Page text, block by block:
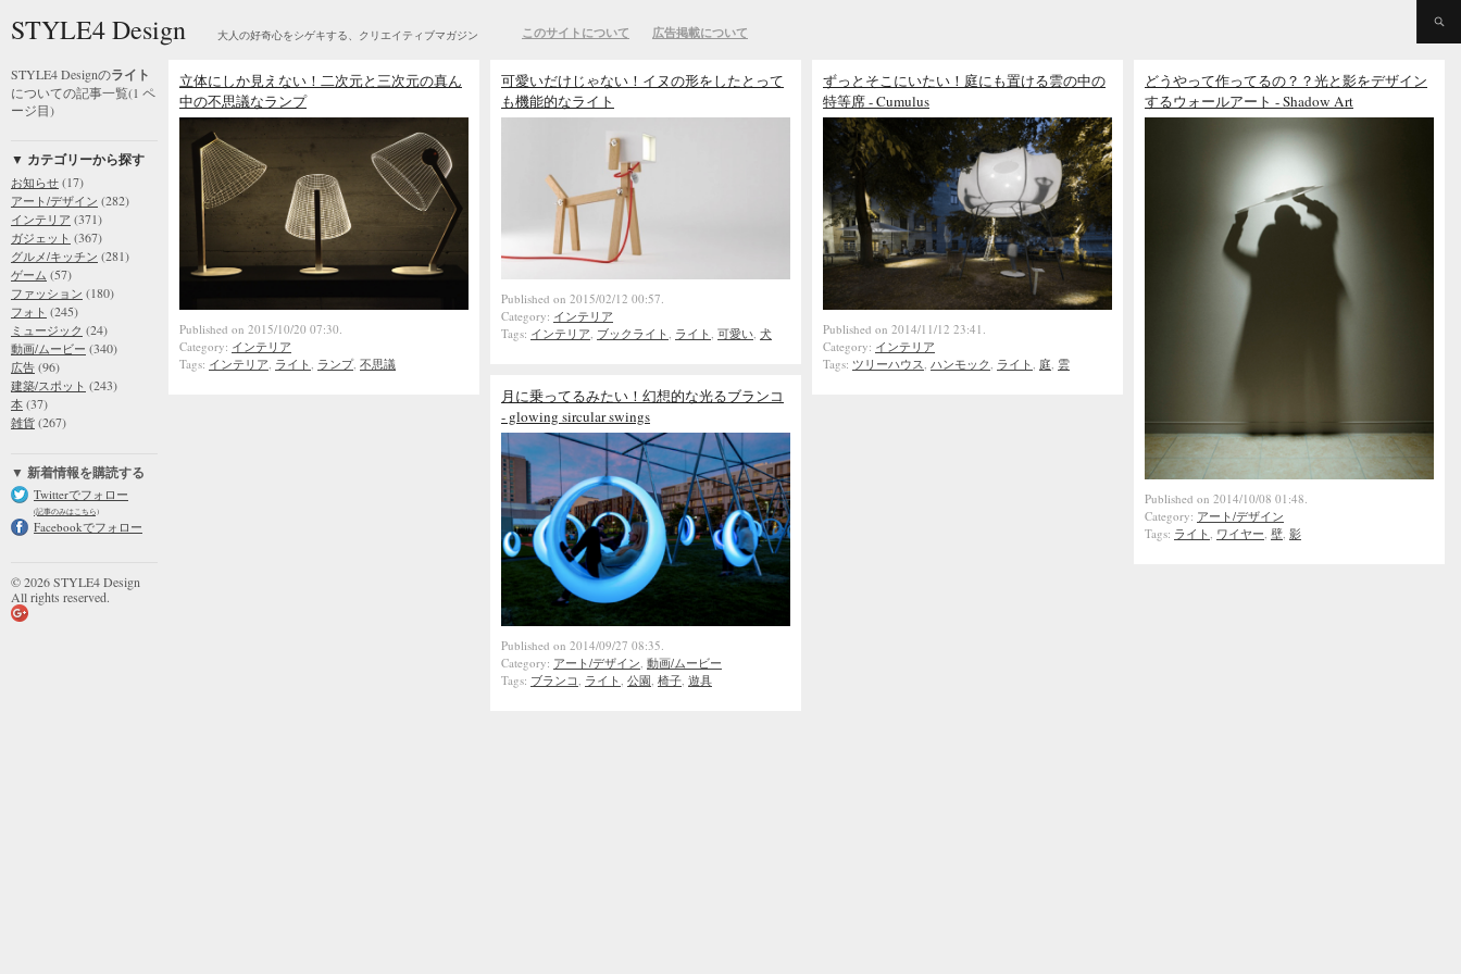
STYLE4 Design 大人の好奇心をシゲキする、クリエイティブマガジン このサイトについて 広告掲載について
STYLE4 Designのライト
についての記事一覧(1 ペ
ージ目)
▼ カテゴリーから探す
お知らせ (17)
アート/デザイン (282)
インテリア (371)
ガジェット (367)
グルメ/キッチン (281)
ゲーム (57)
ファッション (180)
フォト (245)
ミュージック (24)
動画/ムービー (340)
広告 (96)
建築/スポット (243)
本 (37)
雑貨 (267)
▼ 新着情報を購読する
Twitterでフォロー
(記事のみはこちら)
Facebookでフォロー
© 2026 STYLE4 Design
All rights reserved.
立体にしか見えない！二次元と三次元の真ん
中の不思議なランプ
Published on 2015/10/20 07:30.
Category: インテリア
Tags: インテリア ライト ランプ, 不思議
可愛いだけじゃない！イヌの形をしたとって
も機能的なライト
Published on 2015/02/12 00:57.
Category: インテリア
Tags: インテリア ブックライト ライト 可愛い 犬
ずっとそこにいたい！庭にも置ける雲の中の
特等席 - Cumulus
Published on 2014/11/12 23:41.
Category: インテリア
Tags: ツリーハウス, ハンモック, ライト, 庭, 雲
どうやって作ってるの？？光と影をデザイン
するウォールアート - Shadow Art
Published on 2014/10/08 01:48.
Category: アート/デザイン
Tags: ライト, ワイヤー, 壁, 影
月に乗ってるみたい！幻想的な光るブランコ
- glowing sircular swings
Published on 2014/09/27 08:35.
Category: アート/デザイン, 動画/ムービー
Tags: ブランコ, ライト, 公園, 椅子, 遊具